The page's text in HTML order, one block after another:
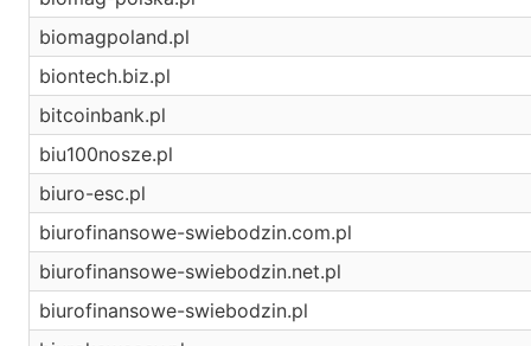
biomagpoland.pl
biontech.biz.pl
bitcoinbank.pl
biu100nosze.pl
biuro-esc.pl
biurofinansowe-swiebodzin.com.pl
biurofinansowe-swiebodzin.net.pl
biurofinansowe-swiebodzin.pl